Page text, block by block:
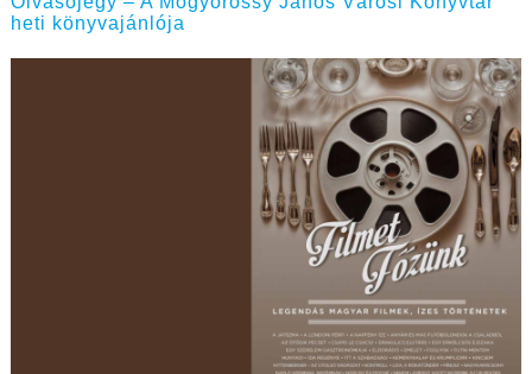
heti könyvajánlója